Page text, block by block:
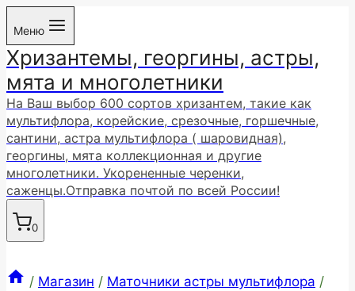
Перейти
содержимому
Меню
Хризантемы, георгины, астры,
мята и многолетники
На Ваш выбор 600 сортов хризантем, такие как
мультифлора, корейские, срезочные, горшечные,
сантини, астра мультифлора ( шаровидная),
георгины, мята коллекционная и другие
многолетники. Укорененные черенки,
саженцы.Отправка почтой по всей России!
0
/ Магазин / Маточники астры мультифлора /